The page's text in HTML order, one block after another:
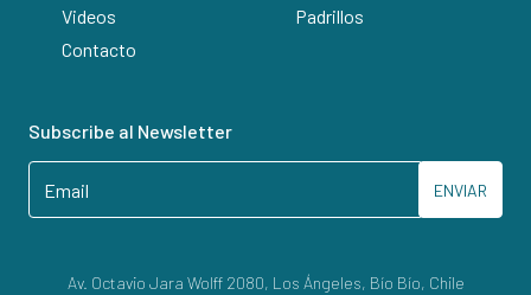
Videos
Padrillos
Contacto
Subscribe al Newsletter
ENVIAR
Av. Octavio Jara Wolff 2080, Los Ángeles, Bío Bío, Chile